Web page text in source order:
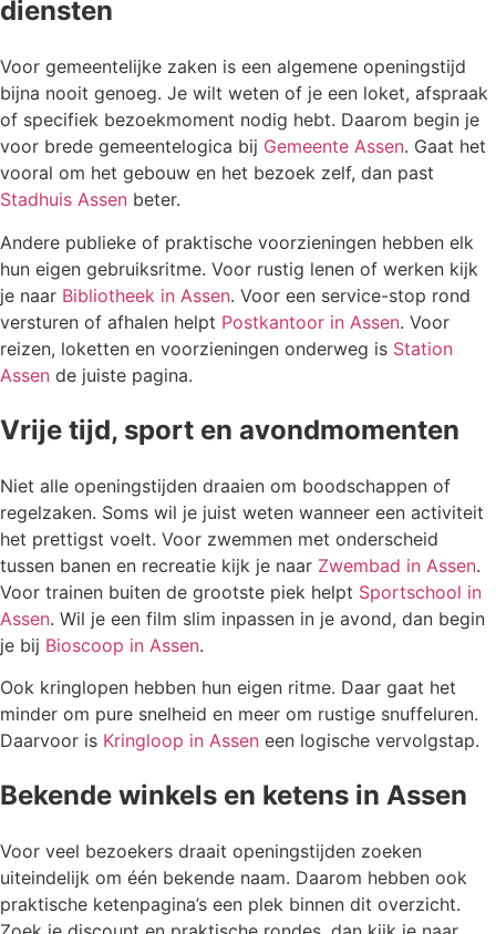
diensten
Voor gemeentelijke zaken is een algemene openingstijd
bijna nooit genoeg. Je wilt weten of je een loket, afspraak
of specifiek bezoekmoment nodig hebt. Daarom begin je
voor brede gemeentelogica bij Gemeente Assen. Gaat het
vooral om het gebouw en het bezoek zelf, dan past
Stadhuis Assen beter.
Andere publieke of praktische voorzieningen hebben elk
hun eigen gebruiksritme. Voor rustig lenen of werken kijk
je naar Bibliotheek in Assen. Voor een service-stop rond
versturen of afhalen helpt Postkantoor in Assen. Voor
reizen, loketten en voorzieningen onderweg is Station
Assen de juiste pagina.
Vrije tijd, sport en avondmomenten
Niet alle openingstijden draaien om boodschappen of
regelzaken. Soms wil je juist weten wanneer een activiteit
het prettigst voelt. Voor zwemmen met onderscheid
tussen banen en recreatie kijk je naar Zwembad in Assen.
Voor trainen buiten de grootste piek helpt Sportschool in
Assen. Wil je een film slim inpassen in je avond, dan begin
je bij Bioscoop in Assen.
Ook kringlopen hebben hun eigen ritme. Daar gaat het
minder om pure snelheid en meer om rustige snuffeluren.
Daarvoor is Kringloop in Assen een logische vervolgstap.
Bekende winkels en ketens in Assen
Voor veel bezoekers draait openingstijden zoeken
uiteindelijk om één bekende naam. Daarom hebben ook
praktische ketenpagina’s een plek binnen dit overzicht.